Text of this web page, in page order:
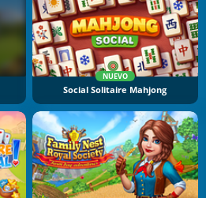
NUEVO
Social Solitaire Mahjong